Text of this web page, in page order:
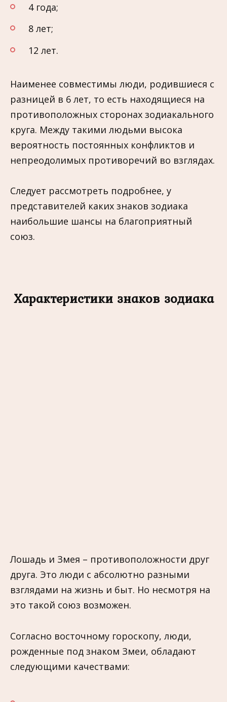
4 года;
8 лет;
12 лет.
Наименее совместимы люди, родившиеся с
разницей в 6 лет, то есть находящиеся на
противоположных сторонах зодиакального
круга. Между такими людьми высока
вероятность постоянных конфликтов и
непреодолимых противоречий во взглядах.
Следует рассмотреть подробнее, у
представителей каких знаков зодиака
наибольшие шансы на благоприятный
союз.
Характеристики знаков зодиака
Лошадь и Змея – противоположности друг
друга. Это люди с абсолютно разными
взглядами на жизнь и быт. Но несмотря на
это такой союз возможен.
Согласно восточному гороскопу, люди,
рожденные под знаком Змеи, обладают
следующими качествами: